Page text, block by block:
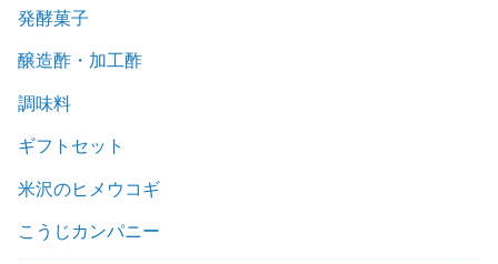
発酵菓子
醸造酢・加工酢
調味料
ギフトセット
米沢のヒメウコギ
こうじカンパニー